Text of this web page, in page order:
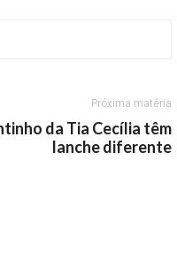
Próxima matéria
da Tia Cecília têm
lanche diferente